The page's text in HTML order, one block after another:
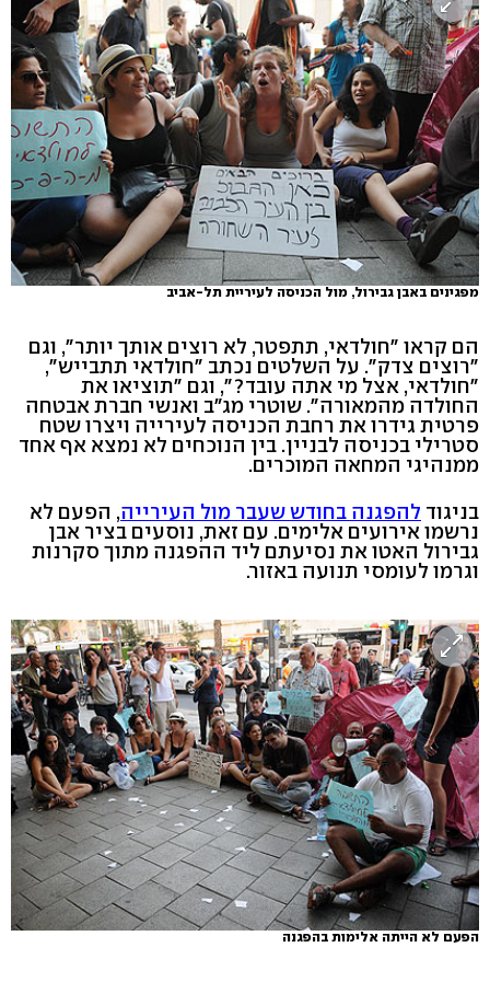
מפגינים באבן גבירול, מול הכניסה לעיריית תל-אביב
הם קראו "חולדאי, תתפטר, לא רוצים אותך יותר", וגם
"רוצים צדק". על השלטים נכתב "חולדאי תתבייש",
"חולדאי, אצל מי אתה עובד?", וגם "תוציאו את
החולדה מהמאורה". שוטרי מג"ב ואנשי חברת אבטחה
פרטית גידרו את רחבת הכניסה לעירייה ויצרו שטח
סטרילי בכניסה לבניין. בין הנוכחים לא נמצא אף אחד
ממנהיגי המחאה המוכרים.
בניגוד להפגנה בחודש שעבר מול העירייה, הפעם לא
נרשמו אירועים אלימים. עם זאת, נוסעים בציר אבן
גבירול האטו את נסיעתם ליד ההפגנה מתוך סקרנות
וגרמו לעומסי תנועה באזור.
הפעם לא הייתה אלימות בהפגנה